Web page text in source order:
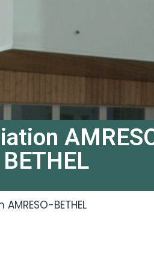
BETHEL
BETHEL